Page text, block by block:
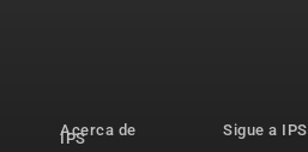
Acerca de
IPS
Sigue a IPS